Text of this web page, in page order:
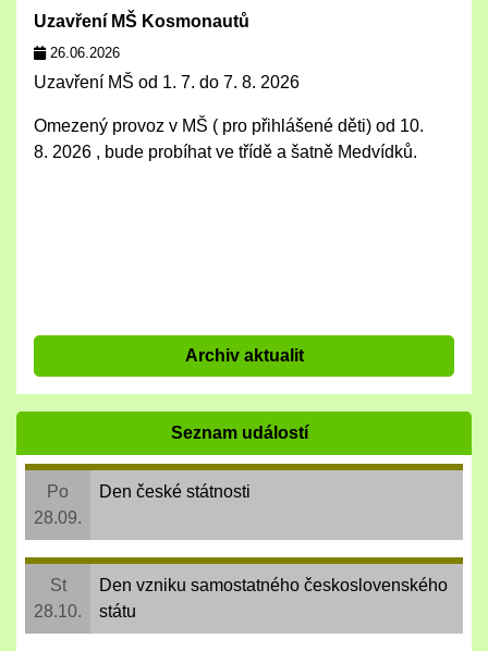
Uzavření MŠ Kosmonautů
26.06.2026
Uzavření MŠ od 1. 7. do 7. 8. 2026
Omezený provoz v MŠ ( pro přihlášené děti) od 10.
8. 2026 , bude probíhat ve třídě a šatně Medvídků.
Archiv aktualit
Seznam událostí
Po
28.09.
Den české státnosti
St
28.10.
Den vzniku samostatného československého
státu